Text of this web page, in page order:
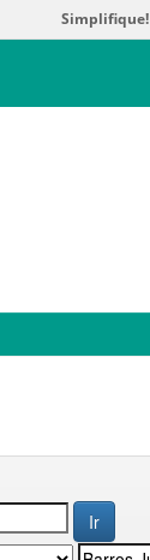
Simplifique!